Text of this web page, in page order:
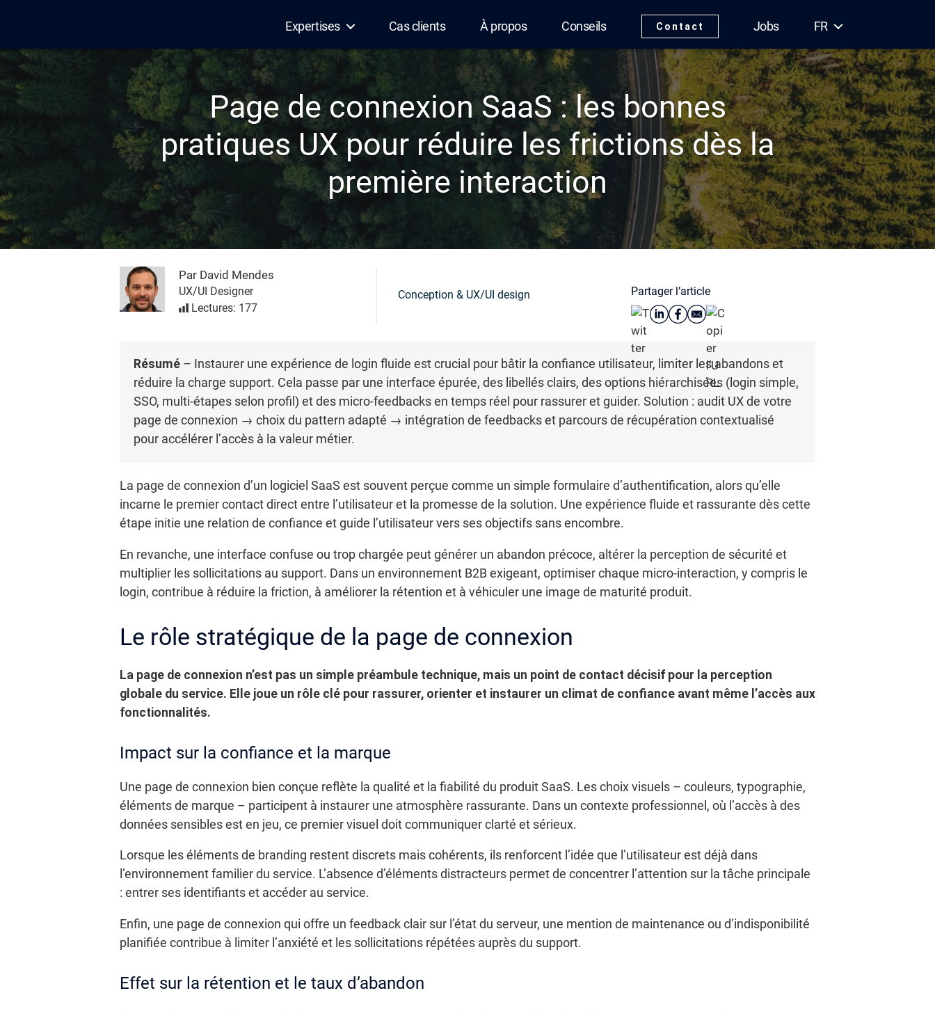
Expertises Cas clients À propos Conseils Contact Jobs FR
Page de connexion SaaS : les bonnes
pratiques UX pour réduire les frictions dès la
première interaction
Par David Mendes
UX/UI Designer
Lectures: 177
Conception & UX/UI design Partager l’article
Résumé – Instaurer une expérience de login fluide est crucial pour bâtir la confiance utilisateur, limiter les abandons et
réduire la charge support. Cela passe par une interface épurée, des libellés clairs, des options hiérarchisées (login simple,
SSO, multi-étapes selon profil) et des micro-feedbacks en temps réel pour rassurer et guider. Solution : audit UX de votre
page de connexion → choix du pattern adapté → intégration de feedbacks et parcours de récupération contextualisé
pour accélérer l’accès à la valeur métier.
La page de connexion d’un logiciel SaaS est souvent perçue comme un simple formulaire d’authentification, alors qu’elle
incarne le premier contact direct entre l’utilisateur et la promesse de la solution. Une expérience fluide et rassurante dès cette
étape initie une relation de confiance et guide l’utilisateur vers ses objectifs sans encombre.
En revanche, une interface confuse ou trop chargée peut générer un abandon précoce, altérer la perception de sécurité et
multiplier les sollicitations au support. Dans un environnement B2B exigeant, optimiser chaque micro-interaction, y compris le
login, contribue à réduire la friction, à améliorer la rétention et à véhiculer une image de maturité produit.
Le rôle stratégique de la page de connexion
La page de connexion n’est pas un simple préambule technique, mais un point de contact décisif pour la perception
globale du service. Elle joue un rôle clé pour rassurer, orienter et instaurer un climat de confiance avant même l’accès aux
fonctionnalités.
Impact sur la confiance et la marque
Une page de connexion bien conçue reflète la qualité et la fiabilité du produit SaaS. Les choix visuels – couleurs, typographie,
éléments de marque – participent à instaurer une atmosphère rassurante. Dans un contexte professionnel, où l’accès à des
données sensibles est en jeu, ce premier visuel doit communiquer clarté et sérieux.
Lorsque les éléments de branding restent discrets mais cohérents, ils renforcent l’idée que l’utilisateur est déjà dans
l’environnement familier du service. L’absence d’éléments distracteurs permet de concentrer l’attention sur la tâche principale
: entrer ses identifiants et accéder au service.
Enfin, une page de connexion qui offre un feedback clair sur l’état du serveur, une mention de maintenance ou d’indisponibilité
planifiée contribue à limiter l’anxiété et les sollicitations répétées auprès du support.
Effet sur la rétention et le taux d’abandon